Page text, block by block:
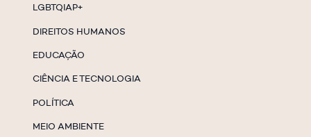
LGBTQIAP+
DIREITOS HUMANOS
EDUCAÇÃO
CIÊNCIA E TECNOLOGIA
POLÍTICA
MEIO AMBIENTE